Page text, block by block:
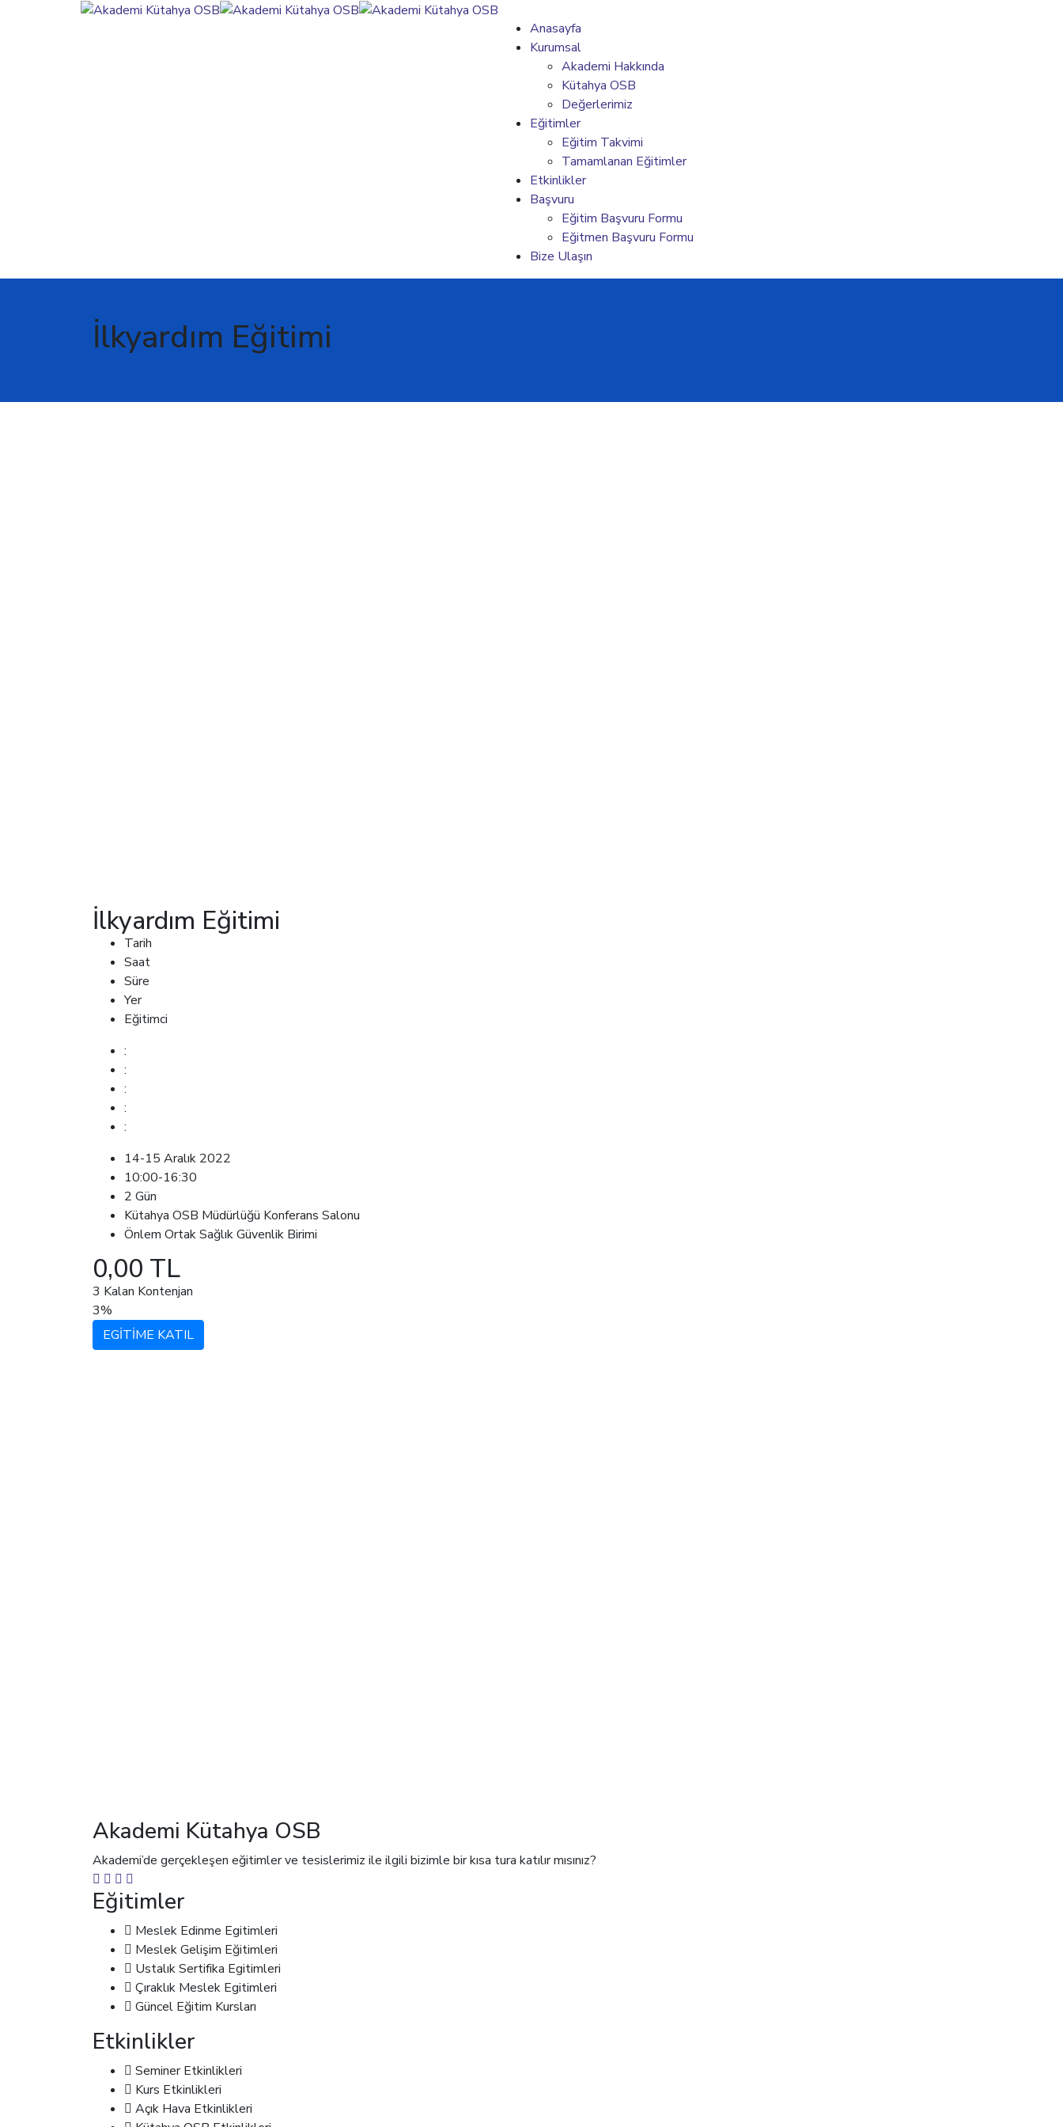
Anasayfa
Kurumsal
Akademi Hakkında
Kütahya OSB
Değerlerimiz
Eğitimler
Eğitim Takvimi
Tamamlanan Eğitimler
Etkinlikler
Başvuru
Eğitim Başvuru Formu
Eğitmen Başvuru Formu
Bize Ulaşın
İlkyardım Eğitimi
İlkyardım Eğitimi
Tarih
Saat
Süre
Yer
Eğitimci
:
:
:
:
:
14-15 Aralık 2022
10:00-16:30
2 Gün
Kütahya OSB Müdürlüğü Konferans Salonu
Önlem Ortak Sağlık Güvenlik Birimi
0,00 TL
3 Kalan Kontenjan
3%
EGİTİME KATIL
Akademi Kütahya OSB
Akademi’de gerçekleşen eğitimler ve tesislerimiz ile ilgili bizimle bir kısa tura katılır mısınız?
Eğitimler
Meslek Edinme Egitimleri
Meslek Gelişim Eğitimleri
Ustalık Sertifika Egitimleri
Çıraklık Meslek Egitimleri
Güncel Eğitim Kursları
Etkinlikler
Seminer Etkinlikleri
Kurs Etkinlikleri
Açık Hava Etkinlikleri